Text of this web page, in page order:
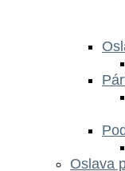
Oslava